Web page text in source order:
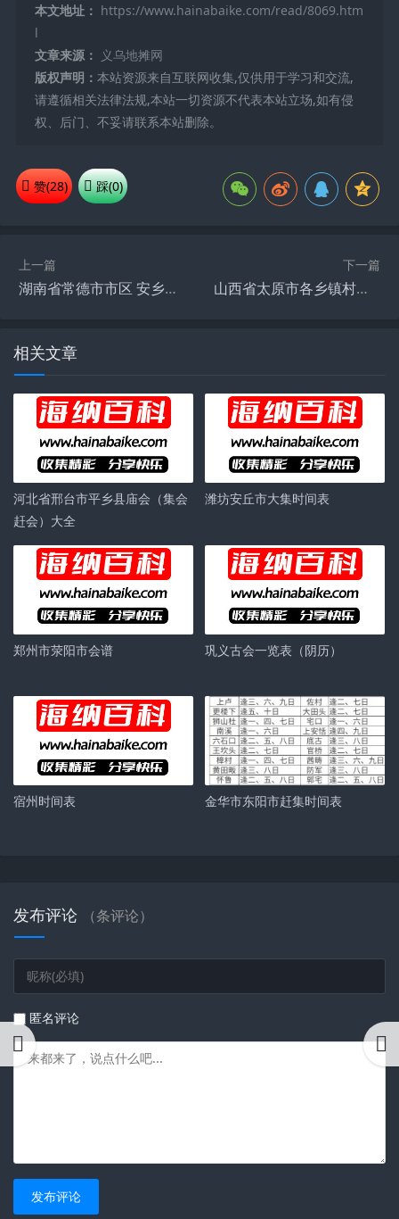
本文地址： https://www.hainabaike.com/read/8069.htm
l
文章来源：
义乌地摊网
版权声明： 本站资源来自互联网收集,仅供用于学习和交流,
请遵循相关法律法规,本站一切资源不代表本站立场,如有侵
权、后门、不妥请联系本站删除。
赞(28) 踩(0)
上一篇
湖南省常德市市区 安乡县 石门县赶集时间表
下一篇
山西省太原市各乡镇村庄赶会时间表会谱赶集时间表
相关文章
河北省邢台市平乡县庙会（集会
赶会）大全
潍坊安丘市大集时间表
郑州市荥阳市会谱 巩义古会一览表（阴历）
宿州时间表 金华市东阳市赶集时间表
发布评论 （条评论）
匿名评论
发布评论